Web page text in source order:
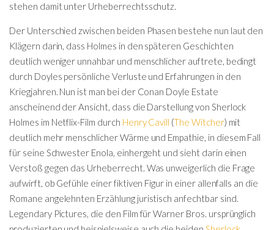
stehen damit unter Urheberrechtsschutz.
Der Unterschied zwischen beiden Phasen bestehe nun laut den
Klägern darin, dass Holmes in den späteren Geschichten
deutlich weniger unnahbar und menschlicher auftrete, bedingt
durch Doyles persönliche Verluste und Erfahrungen in den
Kriegjahren. Nun ist man bei der Conan Doyle Estate
anscheinend der Ansicht, dass die Darstellung von Sherlock
Holmes im Netflix-Film durch Henry Cavill (The Witcher) mit
deutlich mehr menschlicher Wärme und Empathie, in diesem Fall
für seine Schwester Enola, einhergeht und sieht darin einen
Verstoß gegen das Urheberrecht. Was unweigerlich die Frage
aufwirft, ob Gefühle einer fiktiven Figur in einer allenfalls an die
Romane angelehnten Erzählung juristisch anfechtbar sind.
Legendary Pictures, die den Film für Warner Bros. ursprünglich